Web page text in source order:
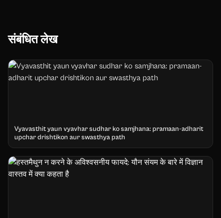
संबंधित लेख
Vyavasthit yaun vyavhar sudhar ko samjhana: pramaan-adharit
upchar drishtikon aur swasthya path